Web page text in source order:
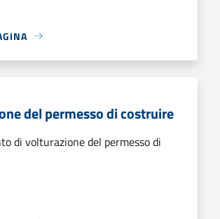
del permesso di costruire
di volturazione del permesso di